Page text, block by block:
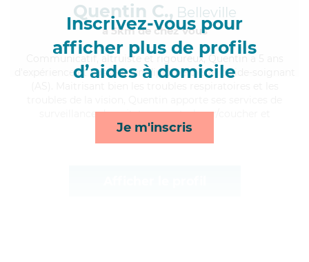
Inscrivez-vous pour
afficher plus de profils
d’aides à domicile
Je m'inscris
Quentin C., Belleville
à 5km de chez Vous
, altruiste et rigoureux, Quentin a 5 ans
d'expérience et possède un diplôme d'Etat d'aide-soignant
surveillance de nuit, transports, lever/coucher et
compagnie/loisirs*